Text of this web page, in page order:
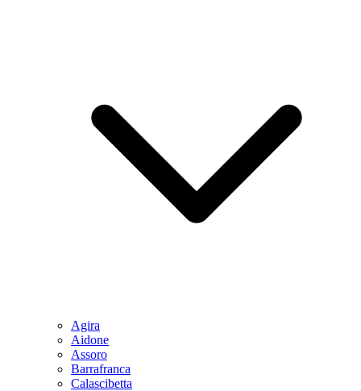
Agira
Aidone
Assoro
Barrafranca
Calascibetta